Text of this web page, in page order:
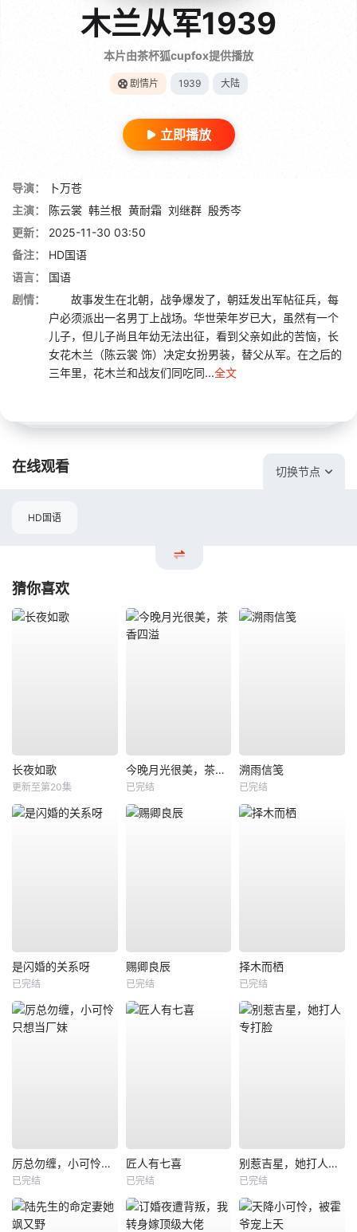
木兰从军1939
本片由茶杯狐cupfox提供播放
剧情片 1939 大陆
立即播放
导演：
卜万苍
主演：
陈云裳 韩兰根 黄耐霜 刘继群 殷秀岑
更新：
2025-11-30 03:50
备注：
HD国语
语言：
国语
剧情：
故事发生在北朝，战争爆发了，朝廷发出军帖征兵，每
户必须派出一名男丁上战场。华世荣年岁已大，虽然有一个
儿子，但儿子尚且年幼无法出征，看到父亲如此的苦恼，长
女花木兰（陈云裳 饰）决定女扮男装，替父从军。在之后的
三年里，花木兰和战友们同吃同...全文
在线观看 切换节点
HD国语
猜你喜欢
长夜如歌
更新至第20集
今晚月光很美，茶香四溢
已完结
溯雨信笺
已完结
是闪婚的关系呀
已完结
赐卿良辰
已完结
择木而栖
已完结
厉总勿缠，小可怜只想当厂妹
已完结
匠人有七喜
已完结
别惹吉星，她打人专打脸
已完结